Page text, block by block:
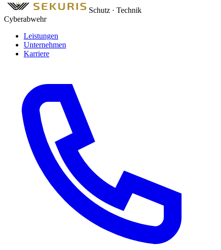
Schutz · Technik
Cyberabwehr
Leistungen
Unternehmen
Karriere